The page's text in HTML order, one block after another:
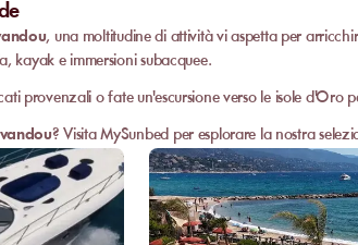
, una moltitudine di attività vi aspetta per
kayak e immersioni subacquee.
provenzali o fate un'escursione verso le isole d'Oro
? Visita MySunbed per esplorare la nostra